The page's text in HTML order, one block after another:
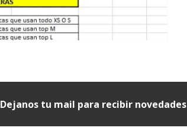
Dejanos tu mail para recibir novedades